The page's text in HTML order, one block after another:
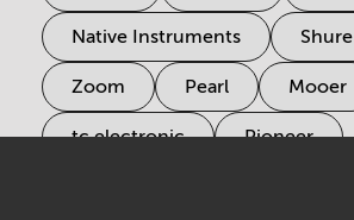
Native Instruments Shure
Zoom Pearl Mooer
tc electronic Pioneer